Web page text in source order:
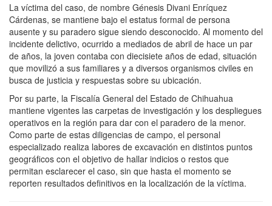
La víctima del caso, de nombre Génesis Divani Enríquez
Cárdenas, se mantiene bajo el estatus formal de persona
ausente y su paradero sigue siendo desconocido. Al momento del
incidente delictivo, ocurrido a mediados de abril de hace un par
de años, la joven contaba con diecisiete años de edad, situación
que movilizó a sus familiares y a diversos organismos civiles en
busca de justicia y respuestas sobre su ubicación.
Por su parte, la Fiscalía General del Estado de Chihuahua
mantiene vigentes las carpetas de investigación y los despliegues
operativos en la región para dar con el paradero de la menor.
Como parte de estas diligencias de campo, el personal
especializado realiza labores de excavación en distintos puntos
geográficos con el objetivo de hallar indicios o restos que
permitan esclarecer el caso, sin que hasta el momento se
reporten resultados definitivos en la localización de la víctima.